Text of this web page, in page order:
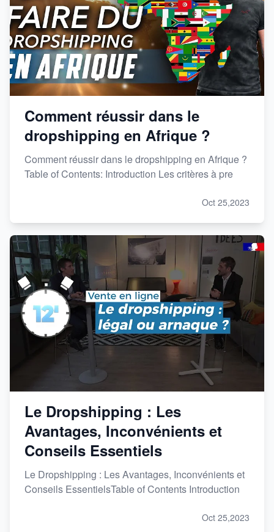
Comment réussir dans le
dropshipping en Afrique ?
Comment réussir dans le dropshipping en Afrique ?
Table of Contents: Introduction Les critères à pre
Oct 25,2023
Le Dropshipping : Les
Avantages, Inconvénients et
Conseils Essentiels
Le Dropshipping : Les Avantages, Inconvénients et
Conseils EssentielsTable of Contents Introduction
Oct 25,2023